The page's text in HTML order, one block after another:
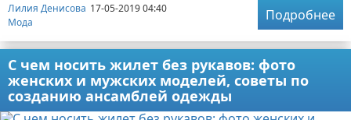
Лилия Денисова 17-05-2019 04:40
Мода
Подробнее
С чем носить жилет без рукавов: фото
женских и мужских моделей, советы по
созданию ансамблей одежды